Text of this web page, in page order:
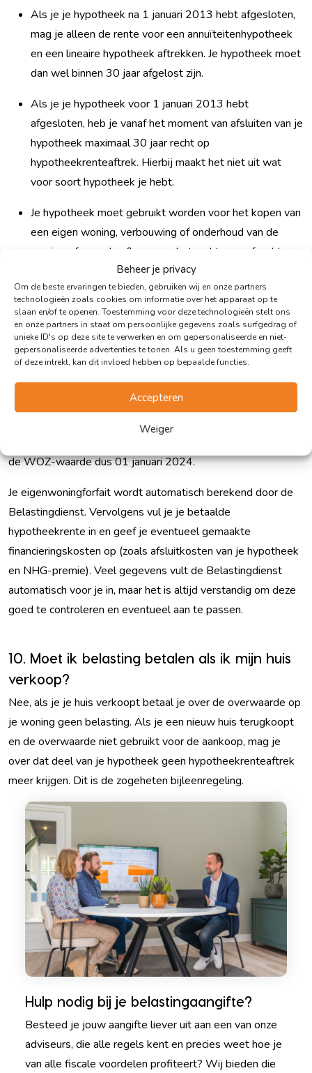
Beheer je privacy
Om de beste ervaringen te bieden, gebruiken wij en onze partners
technologieën zoals cookies om informatie over het apparaat op te
slaan en/of te openen. Toestemming voor deze technologieën stelt ons
en onze partners in staat om persoonlijke gegevens zoals surfgedrag of
unieke ID's op deze site te verwerken en om gepersonaliseerde en niet-
gepersonaliseerde advertenties te tonen. Als u geen toestemming geeft
of deze intrekt, kan dit invloed hebben op bepaalde functies.
Accepteren
Weiger
Als je je hypotheek na 1 januari 2013 hebt afgesloten,
mag je alleen de rente voor een annuïteitenhypotheek
en een lineaire hypotheek aftrekken. Je hypotheek moet
dan wel binnen 30 jaar afgelost zijn.
Als je je hypotheek voor 1 januari 2013 hebt
afgesloten, heb je vanaf het moment van afsluiten van je
hypotheek maximaal 30 jaar recht op
hypotheekrenteaftrek. Hierbij maakt het niet uit wat
voor soort hypotheek je hebt.
Je hypotheek moet gebruikt worden voor het kopen van
een eigen woning, verbouwing of onderhoud van de
woning of voor de afkoop van het recht van erfpacht.
9. Hoe moet ik mijn koophuis aangeven in
mijn belastingaangifte?
Bij je belastingaangifte vul je de WOZ-waarde van je woning
in. Deze heb je als het goed is thuis gestuurd gekregen, maar
je kan je WOZ-waarde ook bekijken via MijnOverheid.nl. Bij
het vaststellen van de WOZ-waarde wordt altijd uitgegaan
van de waarde op 1 januari van het vorige jaar. Dit noemen
de WOZ-waarde dus 01 januari 2024.
Je eigenwoningforfait wordt automatisch berekend door de
Belastingdienst. Vervolgens vul je je betaalde
hypotheekrente in en geef je eventueel gemaakte
financieringskosten op (zoals afsluitkosten van je hypotheek
en NHG-premie). Veel gegevens vult de Belastingdienst
automatisch voor je in, maar het is altijd verstandig om deze
goed te controleren en eventueel aan te passen.
10. Moet ik belasting betalen als ik mijn huis
verkoop?
Nee, als je je huis verkoopt betaal je over de overwaarde op
je woning geen belasting. Als je een nieuw huis terugkoopt
en de overwaarde niet gebruikt voor de aankoop, mag je
over dat deel van je hypotheek geen hypotheekrenteaftrek
meer krijgen. Dit is de zogeheten bijleenregeling.
Hulp nodig bij je belastingaangifte?
Besteed je jouw aangifte liever uit aan een van onze
adviseurs, die alle regels kent en precies weet hoe je
van alle fiscale voordelen profiteert? Wij bieden die